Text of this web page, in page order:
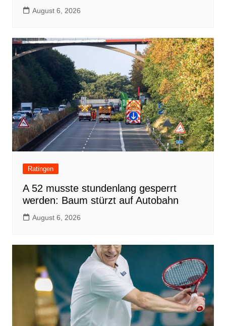
August 6, 2026
Ratingen
A 52 musste stundenlang gesperrt
werden: Baum stürzt auf Autobahn
August 6, 2026